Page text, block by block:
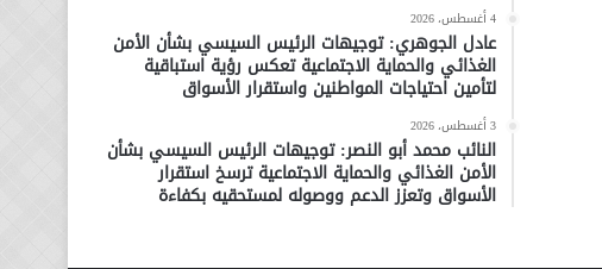
4 أغسطس، 2026
عادل الجوهري: توجيهات الرئيس السيسي بشأن الأمن
الغذائي والحماية الاجتماعية تعكس رؤية استباقية
لتأمين احتياجات المواطنين واستقرار الأسواق
3 أغسطس، 2026
النائب محمد أبو النصر: توجيهات الرئيس السيسي بشأن
الأمن الغذائي والحماية الاجتماعية ترسخ استقرار
الأسواق وتعزز الدعم ووصوله لمستحقيه بكفاءة